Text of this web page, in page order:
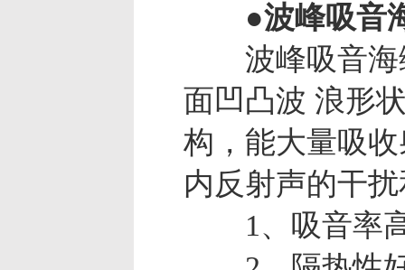
●波峰吸音
波峰吸音海绵
面凹凸波 浪形
构，能大量吸
内反射声的干
1、吸音率